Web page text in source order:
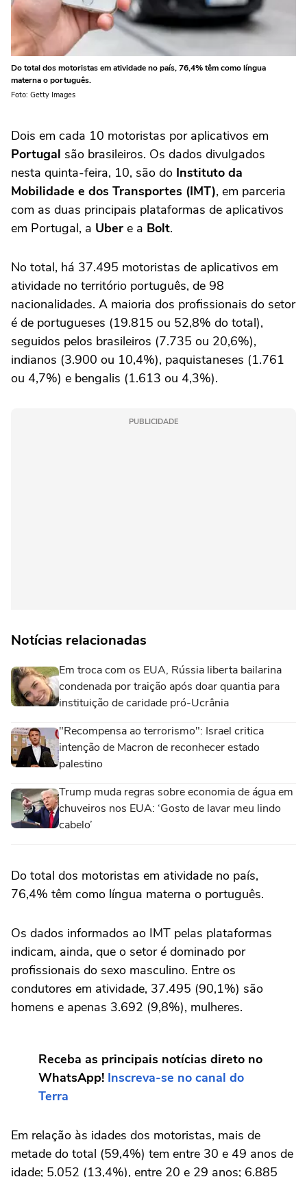
Do total dos motoristas em atividade no país, 76,4% têm como língua
materna o português.
Foto: Getty Images
Dois em cada 10 motoristas por aplicativos em
Portugal são brasileiros. Os dados divulgados
nesta quinta-feira, 10, são do Instituto da
Mobilidade e dos Transportes (IMT), em parceria
com as duas principais plataformas de aplicativos
em Portugal, a Uber e a Bolt.
No total, há 37.495 motoristas de aplicativos em
atividade no território português, de 98
nacionalidades. A maioria dos profissionais do setor
é de portugueses (19.815 ou 52,8% do total),
seguidos pelos brasileiros (7.735 ou 20,6%),
indianos (3.900 ou 10,4%), paquistaneses (1.761
ou 4,7%) e bengalis (1.613 ou 4,3%).
PUBLICIDADE
Notícias relacionadas
Em troca com os EUA, Rússia liberta bailarina
condenada por traição após doar quantia para
instituição de caridade pró-Ucrânia
"Recompensa ao terrorismo": Israel critica
intenção de Macron de reconhecer estado
palestino
Trump muda regras sobre economia de água em
chuveiros nos EUA: ‘Gosto de lavar meu lindo
cabelo’
Do total dos motoristas em atividade no país,
76,4% têm como língua materna o português.
Os dados informados ao IMT pelas plataformas
indicam, ainda, que o setor é dominado por
profissionais do sexo masculino. Entre os
condutores em atividade, 37.495 (90,1%) são
homens e apenas 3.692 (9,8%), mulheres.
Receba as principais notícias direto no
WhatsApp! Inscreva-se no canal do
Terra
Em relação às idades dos motoristas, mais de
metade do total (59,4%) tem entre 30 e 49 anos de
idade; 5.052 (13,4%), entre 20 e 29 anos; 6.885